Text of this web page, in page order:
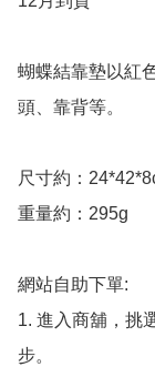
蝴蝶結靠墊以紅
頭、靠背等。
尺寸約：
重量約：295g
網站自助下單:
1. 進入商舖，挑
步。